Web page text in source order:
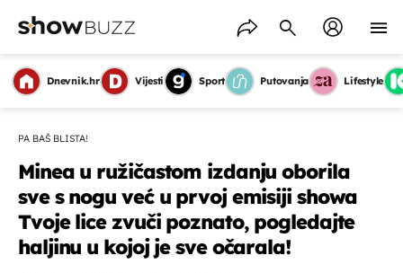
Dnevnik.hr Vijesti Sport Putovanja Lifestyle
PA BAŠ BLISTA!
Minea u ružičastom izdanju oborila
sve s nogu već u prvoj emisiji showa
Tvoje lice zvuči poznato, pogledajte
haljinu u kojoj je sve očarala!